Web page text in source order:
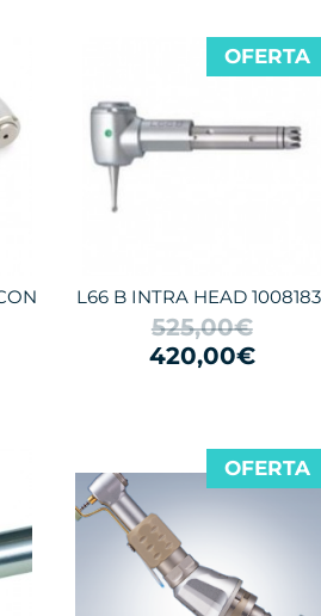
L66 B INTRA HEAD
525,00€
420,00€
OFERTA
OFERTA